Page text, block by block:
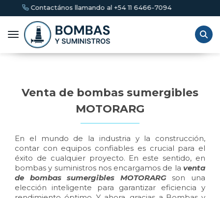
al +54 11 6466-7094
Toggle navigation
Venta de bombas sumergibles
MOTORARG
En el mundo de la industria y la construcción,
contar con equipos confiables es crucial para el
éxito de cualquier proyecto. En este sentido, en
bombas y suministros nos encargamos de la venta
de bombas sumergibles MOTORARGson una
elección inteligente para garantizar eficiencia y